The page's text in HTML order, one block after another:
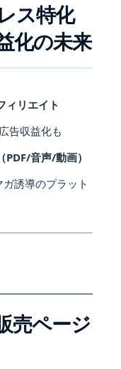
ス特化
化の未来
ィリエイト
告収益化も
PDF/音声/動画）
ガ誘導のプラット
売ページ